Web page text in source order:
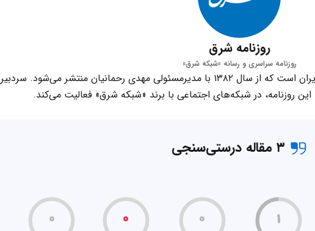
روزنامه شرق
روزنامه سراسری و رسانه «شبکه شرق»
شرق، روزنامه سراسری و سایت خبری در ایران است که از سال ۱۳۸۲ با مدیرمسئولی مهدی رحمانیان منتشر می‌شود. سردبیر
روزنامه، در شبکه‌های اجتماعی با برند «شبکه شرق» فعالیت می‌کند.
۳ مقاله درستی‌سنجی
۱ ۰ ۰ ۰